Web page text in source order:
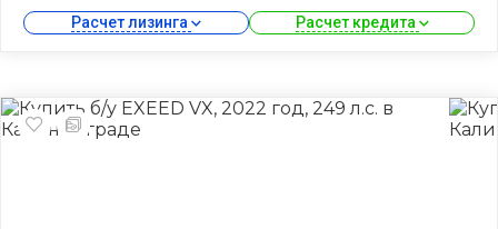
Расчет лизинга Расчет кредита